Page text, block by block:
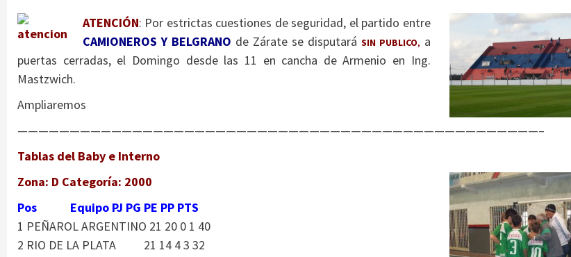
ATENCIÓN: Por estrictas cuestiones de seguridad, el partido entre
CAMIONEROS Y BELGRANO de Zárate se disputará SIN PUBLICO, a
puertas cerradas, el Domingo desde las 11 en cancha de Armenio en Ing.
Mastzwich.
Ampliaremos
——————————————————————————————————————————————————–
Tablas del Baby e Interno
Zona: D Categoría: 2000
Pos Equipo PJ PG PE PP PTS
1 PEÑAROL ARGENTINO 21 20 0 1 40
2 RIO DE LA PLATA 21 14 4 3 32